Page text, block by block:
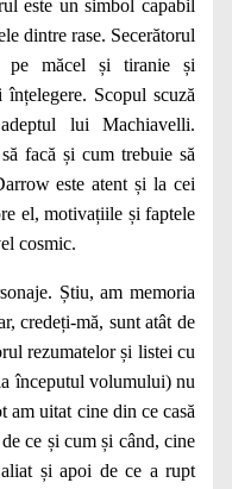
este un simbol capabil
dintre rase. Secerătorul
pe măcel și tiranie și
Scopul scuză
lui Machiavelli.
facă și cum trebuie să
este atent și la cei
el, motivațiile și faptele
cosmic.
Știu, am memoria
credeți-mă, sunt atât de
rezumatelor și listei cu
începutul volumului) nu
am uitat cine din ce casă
ce și cum și când, cine
și apoi de ce a rupt